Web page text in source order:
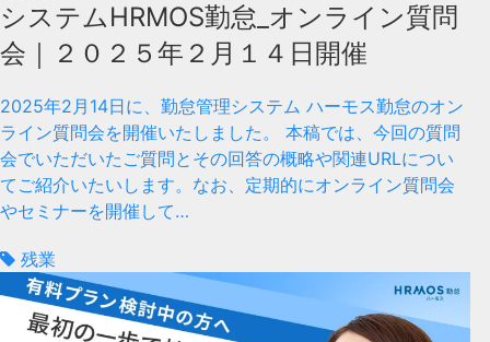
システムHRMOS勤怠_オンライン質問
会｜２０２５年２月１４日開催
2025年2月14日に、勤怠管理システム ハーモス勤怠のオン
ライン質問会を開催いたしました。 本稿では、今回の質問
会でいただいたご質問とその回答の概略や関連URLについ
てご紹介いたいします。なお、定期的にオンライン質問会
やセミナーを開催して…
残業